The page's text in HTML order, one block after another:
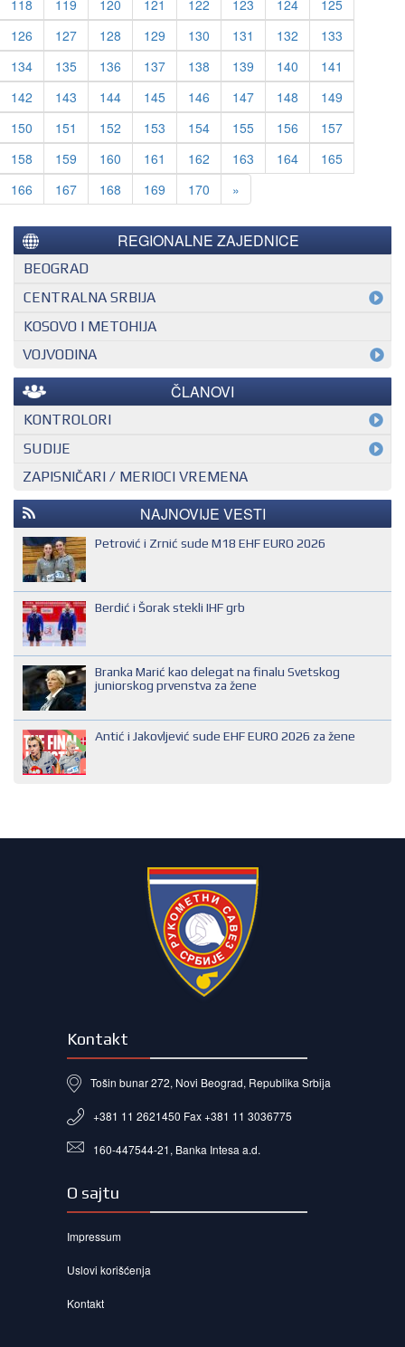
118
119 120 121 122 123 124
125
126
127 128 129 130 131 132
133
134
135 136 137 138 139 140
141
142
143 144 145 146 147 148
149
150
151 152 153 154 155 156
157
158
159 160 161 162 163 164
165
166
167 168 169 170 »
REGIONALNE ZAJEDNICE
BEOGRAD
CENTRALNA SRBIJA
KOSOVO I METOHIJA
VOJVODINA
ČLANOVI
KONTROLORI
MEĐUNARODNI KONTROLOR
NACIONALNI KONTROLOR
REGIONALNI KONTROLOR
SUDIJE
EHF SUDIJA
IHF SUDIJA
MLADI EVROPSKI SUDIJA
NACIONALNI SUDIJA
REGIONALNI SUDIJA
SUDIJA DRUGE KATEGORIJE
SUDIJA OMLADINAC
SUDIJA PRVE KATEGORIJE
ZAPISNIČARI / MERIOCI VREMENA
NAJNOVIJE VESTI
Petrović i Zrnić sude M18 EHF EURO 2026
Berdić i Šorak stekli IHF grb
Branka Marić kao delegat na finalu Svetskog
juniorskog prvenstva za žene
Antić i Jakovljević sude EHF EURO 2026 za žene
Kontakt
Tošin bunar 272, Novi Beograd, Republika Srbija
+381 11 2621450 Fax +381 11 3036775
160-447544-21, Banka Intesa a.d.
O sajtu
Impressum
Uslovi korišćenja
Kontakt